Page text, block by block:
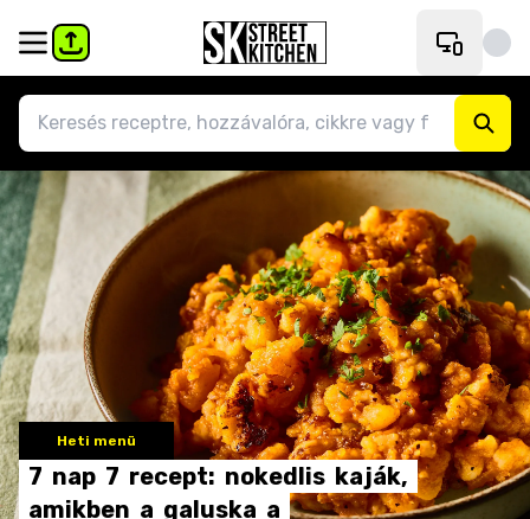
Heti menü
7 nap 7 recept: nokedlis kaják,
amikben a galuska a